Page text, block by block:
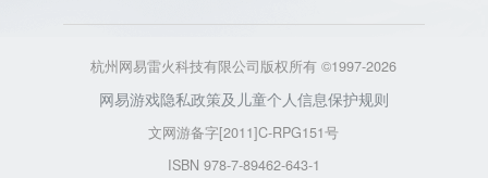
杭州网易雷火科技有限公司版权所有 ©1997-2026
网易游戏隐私政策及儿童个人信息保护规则
文网游备字[2011]C-RPG151号
ISBN 978-7-89462-643-1